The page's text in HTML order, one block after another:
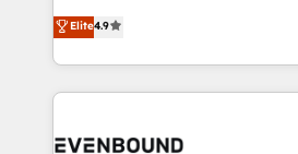
2️⃣ AIエージェント組織構築 営業・マーケティング業務
の一部をAIが自律実行する組織への
DX × AI推進のPMO伴走支援 複数部
thinkers. We blend strategy,
development—always fueled by
ideas, opportunities, and
experiences. To us, technology
and—most importantly—simple.
Elite4.9